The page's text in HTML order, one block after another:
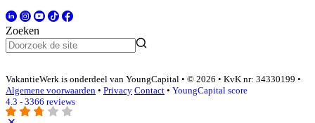
Zoeken
VakantieWerk is onderdeel van YoungCapital • © 2026 • KvK nr: 34330199 •
Algemene voorwaarden • Privacy Contact • YoungCapital score
4.3 - 3366 reviews